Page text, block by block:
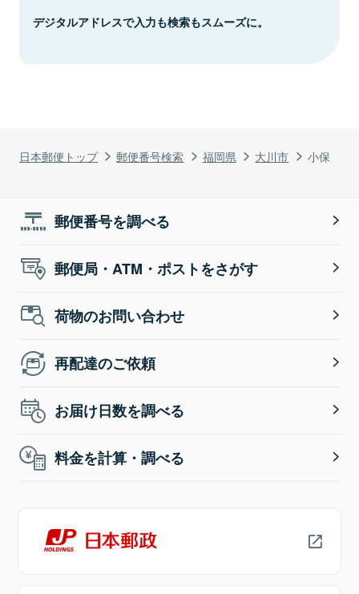
日本郵便トップ 郵便番号検索 福岡県 大川市 小保
デジタルアドレスで入力も検索もスムーズに。
郵便番号を調べる
郵便局・ATM・ポストをさがす
荷物のお問い合わせ
再配達のご依頼
お届け日数を調べる
料金を計算・調べる